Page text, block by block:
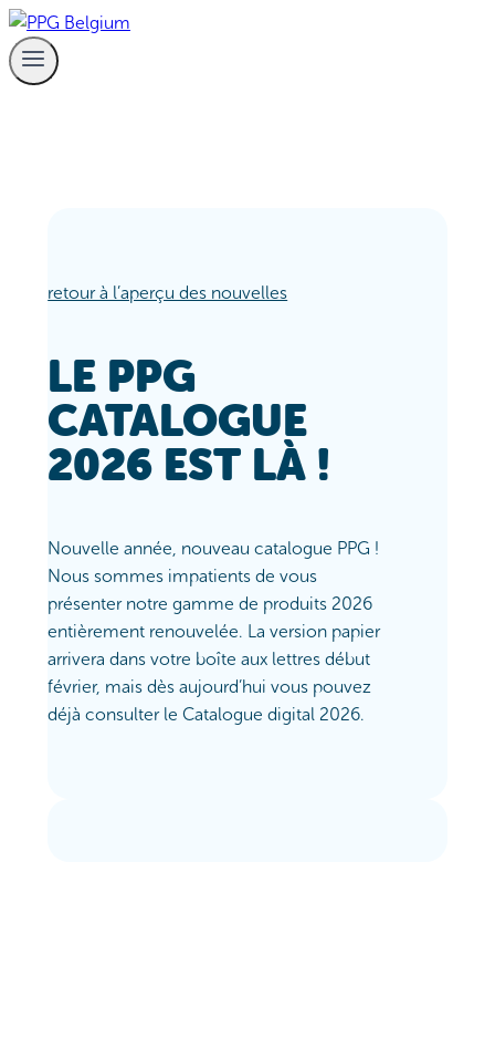
Aller
au
contenu
retour à l’aperçu des nouvelles
LE PPG
CATALOGUE
2026 EST LÀ !
Nouvelle année, nouveau catalogue PPG !
Nous sommes impatients de vous
présenter notre gamme de produits 2026
entièrement renouvelée. La version papier
arrivera dans votre boîte aux lettres début
février, mais dès aujourd’hui vous pouvez
déjà consulter le Catalogue digital 2026.